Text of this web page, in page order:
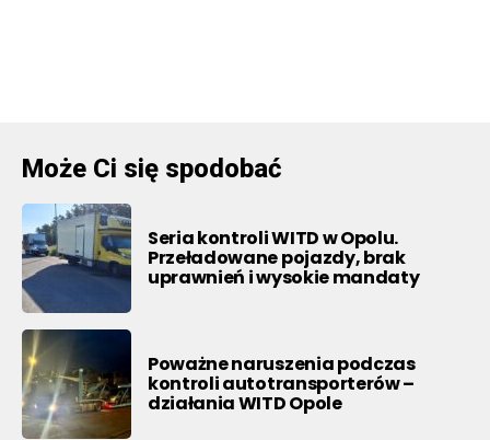
Może Ci się spodobać
Seria kontroli WITD w Opolu.
Przeładowane pojazdy, brak
uprawnień i wysokie mandaty
Poważne naruszenia podczas
kontroli autotransporterów –
działania WITD Opole